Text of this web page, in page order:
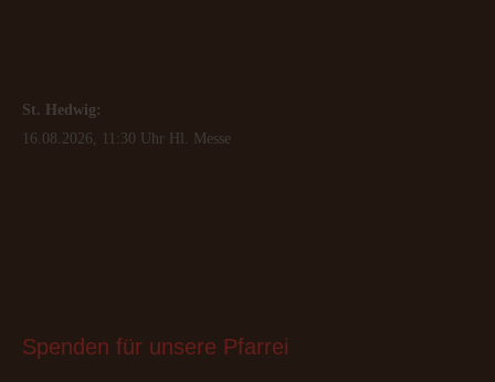
St. Hedwig:
16.08.2026, 11:30 Uhr Hl. Messe
Spenden für unsere Pfarrei